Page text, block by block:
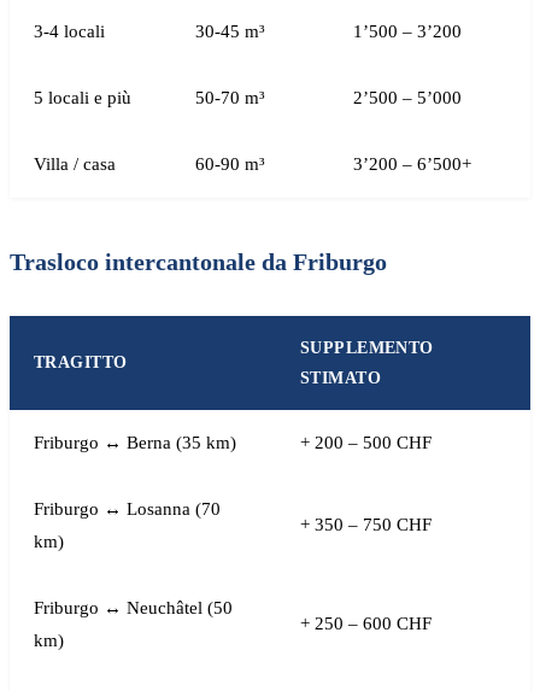
3-4 locali 30-45 m³ 1’500 – 3’200
5 locali e più 50-70 m³ 2’500 – 5’000
Villa / casa 60-90 m³ 3’200 – 6’500+
Trasloco intercantonale da Friburgo
TRAGITTO
SUPPLEMENTO
STIMATO
Friburgo ↔ Berna (35 km) + 200 – 500 CHF
Friburgo ↔ Losanna (70
km)
+ 350 – 750 CHF
Friburgo ↔ Neuchâtel (50
km)
+ 250 – 600 CHF